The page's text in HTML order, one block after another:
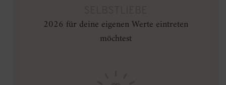
2026 für deine eigenen Werte eintreten
möchtest